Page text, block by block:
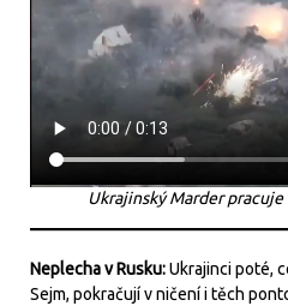
Ukrajinský Marder
Neplecha v Rusku:Ukrajinci poté,
Sejm, pokračují v ničení i těch